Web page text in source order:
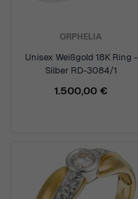
ORPHELIA
Unisex Weißgold 18K Ring -
Silber RD-3084/1
1.500,00 €